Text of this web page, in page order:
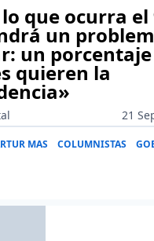
que ocurra el
un
un
quieren la
21
MAS COLUMNISTAS